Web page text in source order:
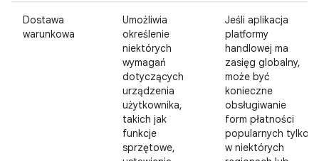
Dostawa
warunkowa
Umożliwia
określenie
niektórych
wymagań
dotyczących
urządzenia
użytkownika,
takich jak
funkcje
sprzętowe,
Jeśli aplikacja
platformy
handlowej ma
zasięg globalny,
może być
konieczne
obsługiwanie
form płatności
popularnych tylko
w niektórych